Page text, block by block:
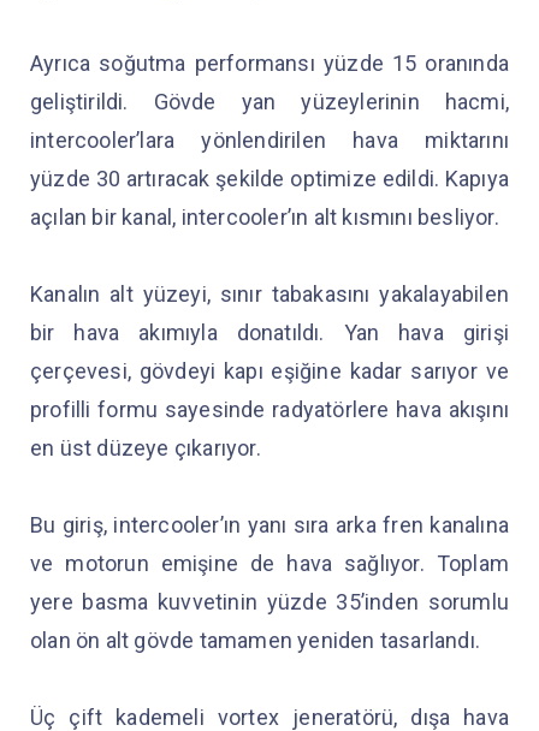
Ayrıca soğutma performansı yüzde 15 oranında
geliştirildi. Gövde yan yüzeylerinin hacmi,
intercooler’lara yönlendirilen hava miktarını
yüzde 30 artıracak şekilde optimize edildi. Kapıya
açılan bir kanal, intercooler’ın alt kısmını besliyor.
Kanalın alt yüzeyi, sınır tabakasını yakalayabilen
bir hava akımıyla donatıldı. Yan hava girişi
çerçevesi, gövdeyi kapı eşiğine kadar sarıyor ve
profilli formu sayesinde radyatörlere hava akışını
en üst düzeye çıkarıyor.
Bu giriş, intercooler’ın yanı sıra arka fren kanalına
ve motorun emişine de hava sağlıyor. Toplam
yere basma kuvvetinin yüzde 35’inden sorumlu
olan ön alt gövde tamamen yeniden tasarlandı.
Üç çift kademeli vortex jeneratörü, dışa hava